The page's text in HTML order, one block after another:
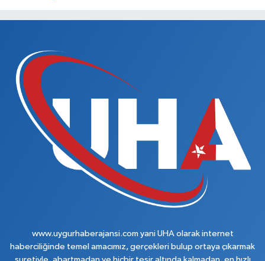
www.uygurhaberajansi.com yani UHA olarak internet
haberciliğinde temel amacımız, gerçekleri bulup ortaya çıkarmak